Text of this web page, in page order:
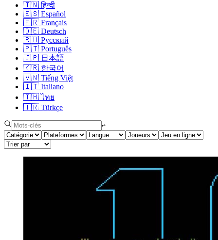
🇮🇳 हिन्दी
🇪🇸 Español
🇫🇷 Français
🇩🇪 Deutsch
🇷🇺 Русский
🇵🇹 Português
🇯🇵 日本語
🇰🇷 한국어
🇻🇳 Tiếng Việt
🇮🇹 Italiano
🇹🇭 ไทย
🇹🇷 Türkçe
↩︎